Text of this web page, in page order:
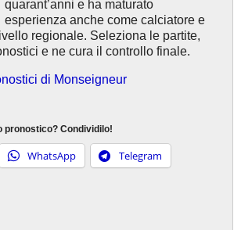
quarant’anni e ha maturato
esperienza anche come calciatore e
regionale. Seleziona le partite,
e ne cura il controllo finale.
di Monseigneur
pronostico? Condividilo!
WhatsApp Telegram